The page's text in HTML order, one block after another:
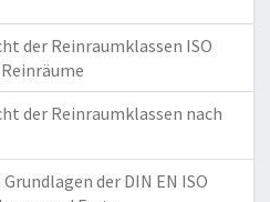
der Reinraumklassen ISO
der Reinraumklassen nach
der DIN EN ISO